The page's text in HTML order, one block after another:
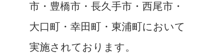
市・豊橋市・長久手市・西尾市・
大口町・幸田町・東浦町において
実施されております。